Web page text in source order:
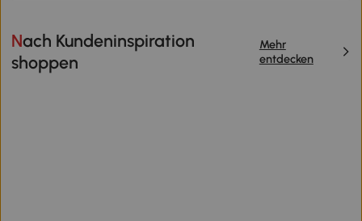
Nach Kundeninspiration
shoppen
Mehr
entdecken